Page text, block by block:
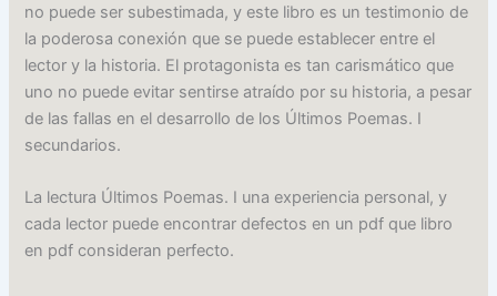
no puede ser subestimada, y este libro es un testimonio de
la poderosa conexión que se puede establecer entre el
lector y la historia. El protagonista es tan carismático que
uno no puede evitar sentirse atraído por su historia, a pesar
de las fallas en el desarrollo de los Últimos Poemas. I
secundarios.
La lectura Últimos Poemas. I una experiencia personal, y
cada lector puede encontrar defectos en un pdf que libro
en pdf consideran perfecto.